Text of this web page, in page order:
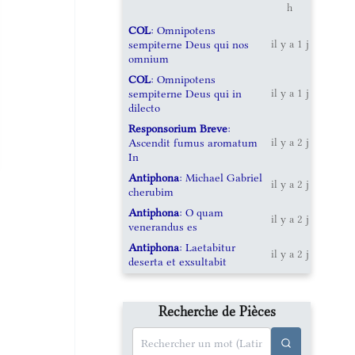
h
COL: Omnipotens
sempiterne Deus qui nos
omnium
il y a 1 j
COL: Omnipotens
sempiterne Deus qui in
dilecto
il y a 1 j
Responsorium Breve:
Ascendit fumus aromatum
In
il y a 2 j
Antiphona: Michael Gabriel
cherubim
il y a 2 j
Antiphona: O quam
venerandus es
il y a 2 j
Antiphona: Laetabitur
deserta et exsultabit
il y a 2 j
Recherche de Pièces